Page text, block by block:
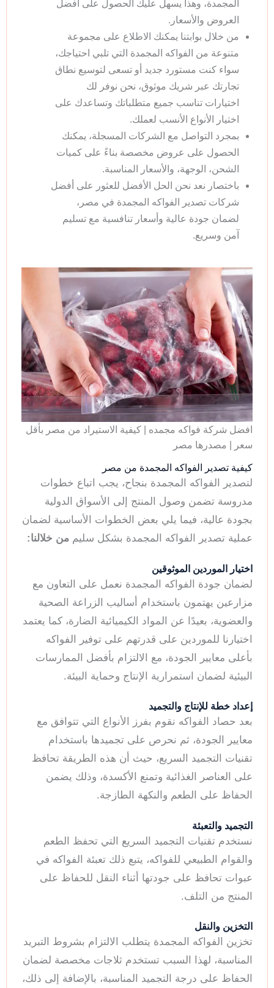
المجمدة، وهذا يسهل عليك الحصول على أفضل
العروض والأسعار.
من خلال بوابتنا يمكنك الاطلاع على مجموعة
متنوعة من الفواكه المجمدة التي تلبي احتياجك،
سواء كنت مستورد جديد أو تسعى لتوسيع نطاق
تجارتك عبر شريك موثوق، نحن نوفر لك
اختيارات تناسب جميع متطلباتك وتساعدك على
اختيار الأنواع الأنسب لعملك.
بمجرد التواصل مع الشركات المسجلة، يمكنك
الحصول على عروض مخصصة بناءً على كميات
الشحن، الوجهة، والأسعار المناسبة.
باختصار نعد نحن الحل الأفضل للعثور على أفضل
شركات تصدير الفواكه المجمدة في مصر،
لضمان جودة عالية وأسعار تنافسية مع تسليم
آمن وسريع.
افضل شركة فواكه مجمده | كيفية الاستيراد من مصر بأقل
سعر | مصدرها مصر
كيفية تصدير الفواكه المجمدة من مصر
لتصدير الفواكه المجمدة بنجاح، يجب اتباع خطوات
مدروسة تضمن وصول المنتج إلى الأسواق الدولية
بجودة عالية، فيما يلي بعض الخطوات الأساسية لضمان
عملية تصدير الفواكه المجمدة بشكل سليم من خلالنا:
اختيار الموردين الموثوقين
لضمان جودة الفواكه المجمدة نعمل على التعاون مع
مزارعين يهتمون باستخدام أساليب الزراعة الصحية
والعضوية، بعيدًا عن المواد الكيميائية الضارة، كما يعتمد
اختيارنا للموردين على قدرتهم على توفير الفواكه
بأعلى معايير الجودة، مع الالتزام بأفضل الممارسات
البيئية لضمان استمرارية الإنتاج وحماية البيئة.
إعداد خطة للإنتاج والتجميد
بعد حصاد الفواكه نقوم بفرز الأنواع التي تتوافق مع
معايير الجودة، ثم نحرص على تجميدها باستخدام
تقنيات التجميد السريع، حيث أن هذه الطريقة تحافظ
على العناصر الغذائية وتمنع الأكسدة، وذلك يضمن
الحفاظ على الطعم والنكهة الطازجة.
التجميد والتعبئة
نستخدم تقنيات التجميد السريع التي تحفظ الطعم
والقوام الطبيعي للفواكه، يتبع ذلك تعبئة الفواكه في
عبوات تحافظ على جودتها أثناء النقل للحفاظ على
المنتج من التلف.
التخزين والنقل
تخزين الفواكه المجمدة يتطلب الالتزام بشروط التبريد
المناسبة، لهذا السبب تستخدم ثلاجات مخصصة لضمان
الحفاظ على درجة التجميد المناسبة، بالإضافة إلى ذلك،